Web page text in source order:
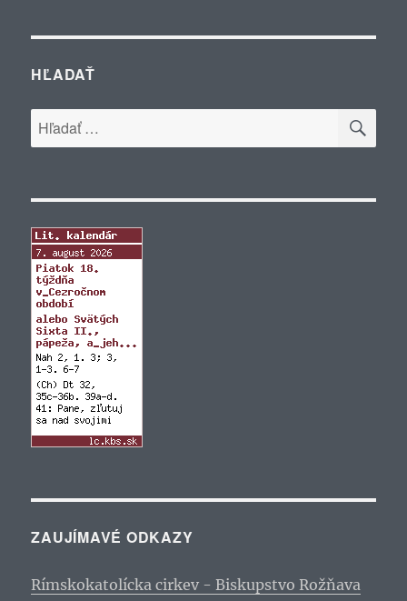
HĽADAŤ
Hľadať:
ZAUJÍMAVÉ ODKAZY
Rímskokatolícka cirkev - Biskupstvo Rožňava